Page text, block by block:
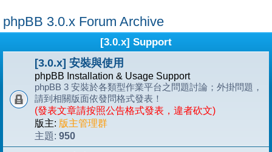
phpBB 3.0.x Forum Archive
[3.0.x] Support
[3.0.x] 安裝與使用
phpBB Installation & Usage Support
phpBB 3 安裝於各類型作業平台之問題討論；外掛問題，
請到相關版面依發問格式發表！
(發表文章請按照公告格式發表，違者砍文)
版主: 版主管理群
主題: 950